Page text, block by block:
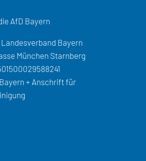
AfD Bayern
Bayern
München Starnberg
+ Anschrift für